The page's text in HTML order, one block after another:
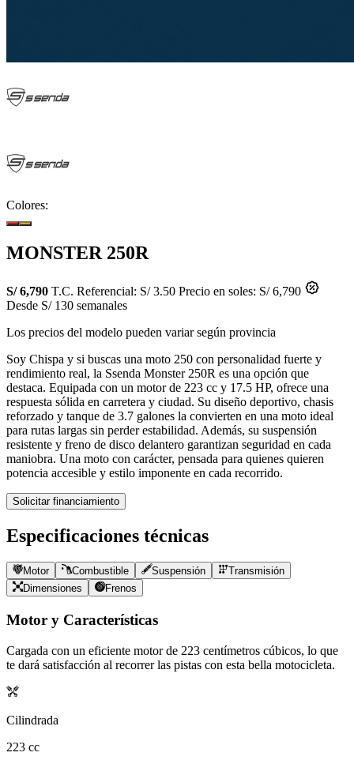
Colores:
MONSTER 250R
S/ 6,790 T.C. Referencial: S/ 3.50 Precio en soles: S/ 6,790
Desde S/ 130 semanales
Los precios del modelo pueden variar según provincia
Soy Chispa y si buscas una moto 250 con personalidad fuerte y
rendimiento real, la Ssenda Monster 250R es una opción que
destaca. Equipada con un motor de 223 cc y 17.5 HP, ofrece una
respuesta sólida en carretera y ciudad. Su diseño deportivo, chasis
reforzado y tanque de 3.7 galones la convierten en una moto ideal
para rutas largas sin perder estabilidad. Además, su suspensión
resistente y freno de disco delantero garantizan seguridad en cada
maniobra. Una moto con carácter, pensada para quienes quieren
potencia accesible y estilo imponente en cada recorrido.
Solicitar financiamiento
Especificaciones técnicas
Motor Combustible Suspensión
Transmisión
Dimensiones
Frenos
Motor y Características
Cargada con un eficiente motor de 223 centímetros cúbicos, lo que
te dará satisfacción al recorrer las pistas con esta bella motocicleta.
Cilindrada
223 cc